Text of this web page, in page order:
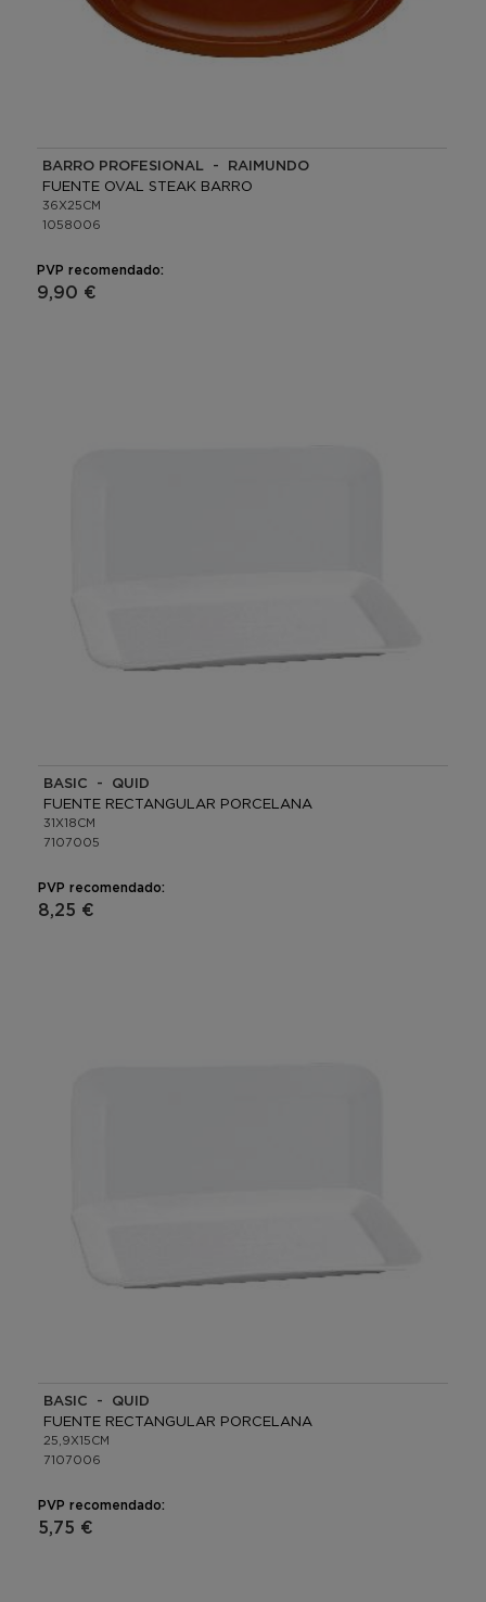
BARRO PROFESIONAL - RAIMUNDO
FUENTE OVAL STEAK BARRO
36X25CM
1058006
PVP recomendado:
9,90 €
BASIC - QUID
FUENTE RECTANGULAR PORCELANA
31X18CM
7107005
PVP recomendado:
8,25 €
BASIC - QUID
FUENTE RECTANGULAR PORCELANA
25,9X15CM
7107006
PVP recomendado:
5,75 €